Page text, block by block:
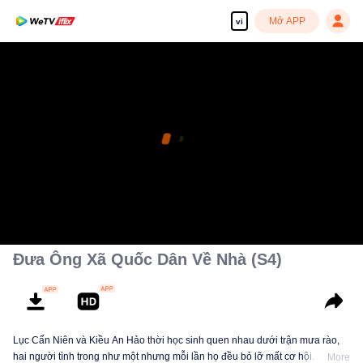
vi Mở APP
Đưa Ông Xã Quốc Dân Về Nhà (S4)
Lục Cẩn Niên và Kiều An Hảo thời học sinh quen nhau dưới trận mưa rào,
hai người tình trong như một nhưng mỗi lần họ đều bỏ lỡ mất cơ hội. TámMore